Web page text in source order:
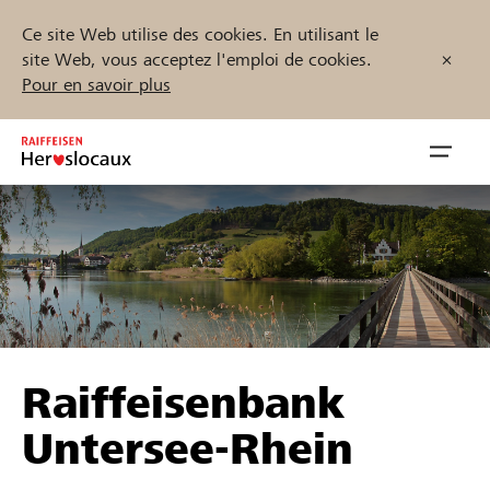
Ce site Web utilise des cookies. En utilisant le
site Web, vous acceptez l'emploi de cookies.
Pour en savoir plus
Inhalt
springen
öffnen
Parrainer
Soutien & assistance
Trouvez des projets et des organisations
Démarrez maintenant
Raiffeisenbank
Untersee-Rhein